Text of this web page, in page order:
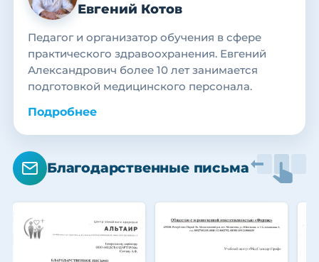
Евгений Котов
Педагог и организатор обучения в сфере
практического здравоохранения. Евгений
Александрович более 10 лет занимается
подготовкой медицинского персонала.
Подробнее
Благодарственные письма